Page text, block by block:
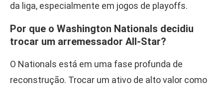
da liga, especialmente em jogos de playoffs.
Por que o Washington Nationals decidiu
trocar um arremessador All-Star?
O Nationals está em uma fase profunda de
reconstrução. Trocar um ativo de alto valor como